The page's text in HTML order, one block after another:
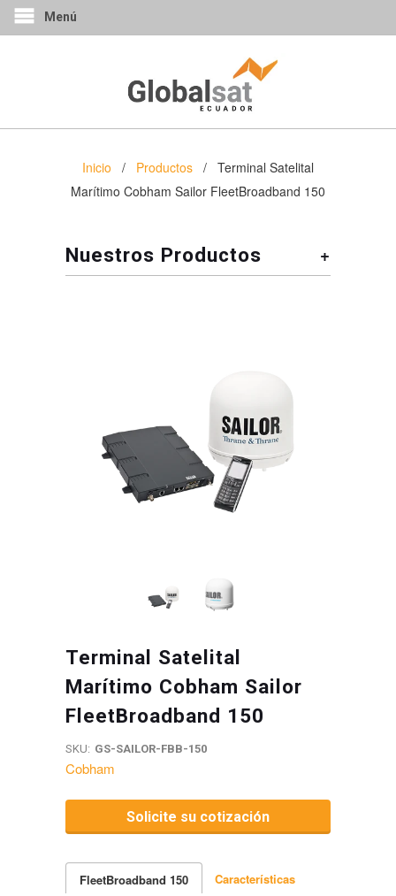
Menú
Inicio / Productos / Terminal Satelital
Marítimo Cobham Sailor FleetBroadband 150
+
Nuestros Productos
Terminal Satelital
Marítimo Cobham Sailor
FleetBroadband 150
SKU: GS-SAILOR-FBB-150
Cobham
FleetBroadband 150
Características